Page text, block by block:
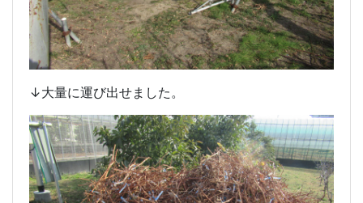
↓大量に運び出せました。